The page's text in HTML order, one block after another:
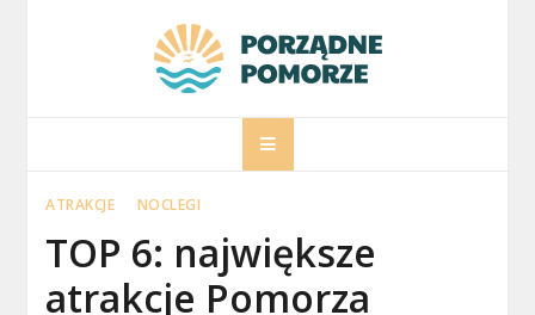
Informacje na temat Pomorza
ATRAKCJE NOCLEGI
TOP 6: największe
atrakcje Pomorza